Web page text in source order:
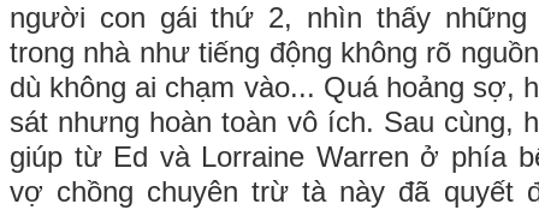
người con gái thứ 2, nhìn thấy
trong nhà như tiếng động không rõ
dù không ai chạm vào... Quá hoảng sợ,
sát nhưng hoàn toàn vô ích. Sau cùng,
giúp từ Ed và Lorraine Warren ở phía
vợ chồng chuyên trừ tà này đã quyết